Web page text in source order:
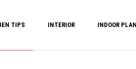
TIPS INTERIOR INDOOR